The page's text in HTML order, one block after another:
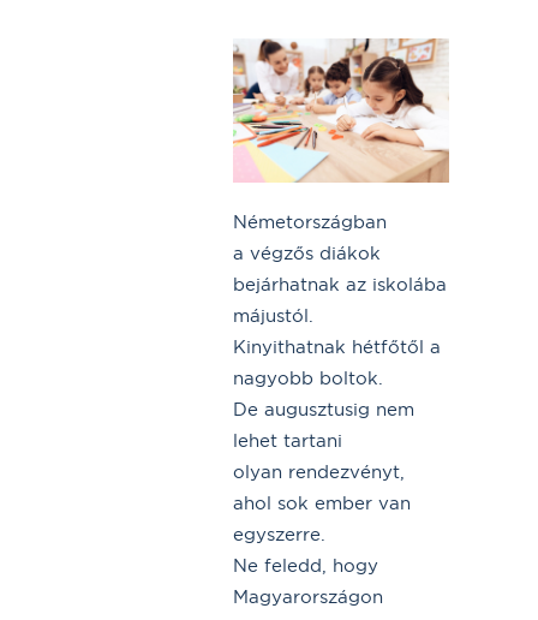
Németországban
a végzős diákok
bejárhatnak az iskolába
májustól.
Kinyithatnak hétfőtől a
nagyobb boltok.
De augusztusig nem
lehet tartani
olyan rendezvényt,
ahol sok ember van
egyszerre.
Ne feledd, hogy
Magyarországon